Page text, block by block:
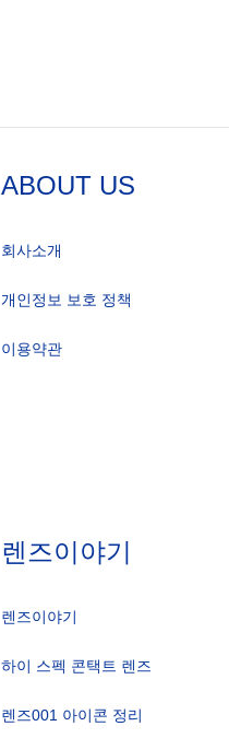
ABOUT US
회사소개
개인정보 보호 정책
이용약관
렌즈이야기
렌즈이야기
하이 스펙 콘택트 렌즈
렌즈001 아이콘 정리